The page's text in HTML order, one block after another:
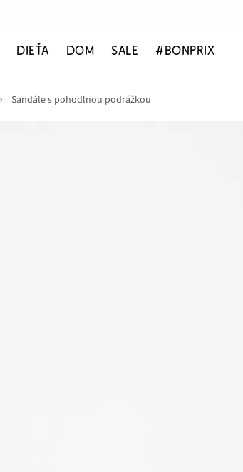
DIEŤA DOM SALE #BONPRIX
Sandále s pohodlnou podrážkou